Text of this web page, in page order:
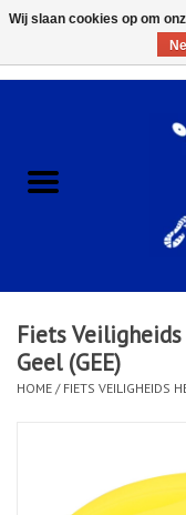
ACCESSOIRES/HARDWARE
KLEDING
CLUBSHOPS
Afspraak Loop Analyse
Fiets
Geel (GEE)
HOME / FIETS VEILIGHEIDS
Wij slaan cookies op om